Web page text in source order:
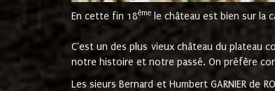
En cette fin 18ème le château est bien sur la
C'est un des plus vieux château du plateau
notre histoire et notre passé. On préfère
Les sieurs Bernard et Humbert GARNIER de